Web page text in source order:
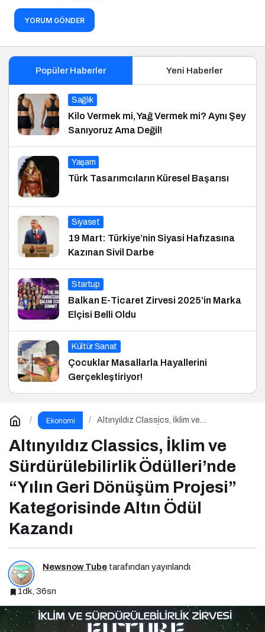
YORUM GÖNDER
Popüler Haberler Yeni Haberler
Sağlık
Kilo Vermek mi, Yağ Vermek mi? Aynı Şey
Sanıyoruz Ama Değil!
Yaşam
Türk Tasarımcıların Küresel Başarısı
Siyaset
19 Mart: Türkiye’nin Siyasi Hafızasına
Kazınan Sivil Darbe
Startup
Balkan E-Ticaret Zirvesi 2025’in Marka
Elçisi Belli Oldu
Kültür Sanat
Çocuklar Masallarla Hayallerini
Gerçekleştiriyor!
Ekonomi
Altınyıldız Classics, İklim ve
Dönüşüm Projesi” Kategorisinde Altın
Ödül Kazandı
Altınyıldız Classics, İklim ve
Sürdürülebilirlik Ödülleri’nde
“Yılın Geri Dönüşüm Projesi”
Kategorisinde Altın Ödül
Kazandı
Newsnow Tube tarafından yayınlandı
1dk, 36sn